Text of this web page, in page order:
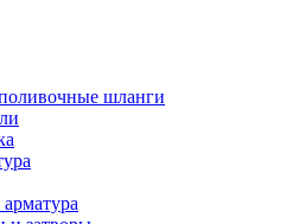
шланги